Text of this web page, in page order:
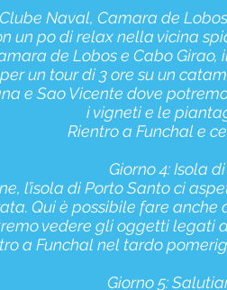
Naval, Camara de
un po di relax nella vicina
de Lobos e Cabo
un tour di 3 ore su un
e Sao Vicente dove
i vigneti e le
Rientro a Funchal e
Giorno 4: Isola
l’isola di Porto Santo ci
Qui è possibile fare
vedere gli oggetti
a Funchal nel tardo
Giorno 5: